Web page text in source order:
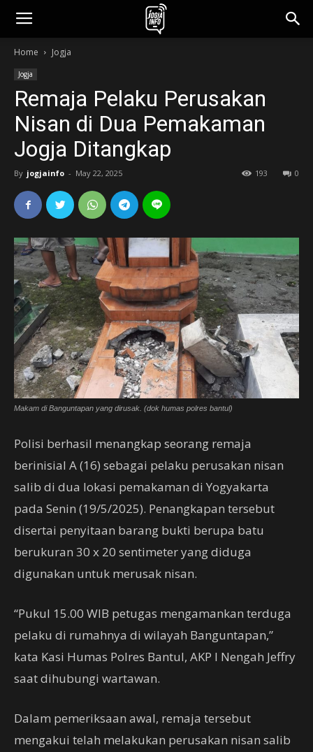
jogjainfo.id
Home Jogja
Jogja
Remaja Pelaku Perusakan
Nisan di Dua Pemakaman
Jogja Ditangkap
By jogjainfo - May 22, 2025 0
193
Makam di Banguntapan yang dirusak. (dok humas polres bantul)
Polisi berhasil menangkap seorang remaja
berinisial A (16) sebagai pelaku perusakan nisan
salib di dua lokasi pemakaman di Yogyakarta
pada Senin (19/5/2025). Penangkapan tersebut
disertai penyitaan barang bukti berupa batu
berukuran 30 x 20 sentimeter yang diduga
digunakan untuk merusak nisan.
“Pukul 15.00 WIB petugas mengamankan terduga
pelaku di rumahnya di wilayah Banguntapan,”
kata Kasi Humas Polres Bantul, AKP I Nengah Jeffry
saat dihubungi wartawan.
Dalam pemeriksaan awal, remaja tersebut
mengakui telah melakukan perusakan nisan salib